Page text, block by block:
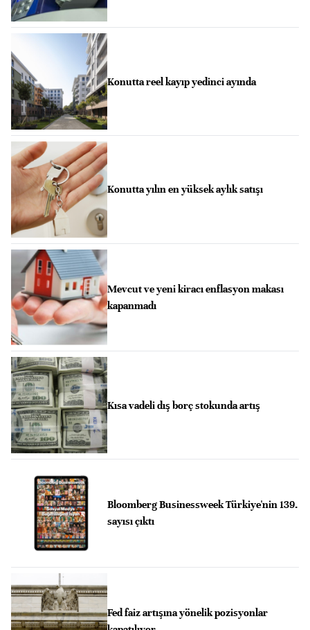
Konutta reel kayıp yedinci ayında
Konutta yılın en yüksek aylık satışı
Mevcut ve yeni kiracı enflasyon makası
kapanmadı
Kısa vadeli dış borç stokunda artış
Bloomberg Businessweek Türkiye'nin 139.
sayısı çıktı
Fed faiz artışına yönelik pozisyonlar